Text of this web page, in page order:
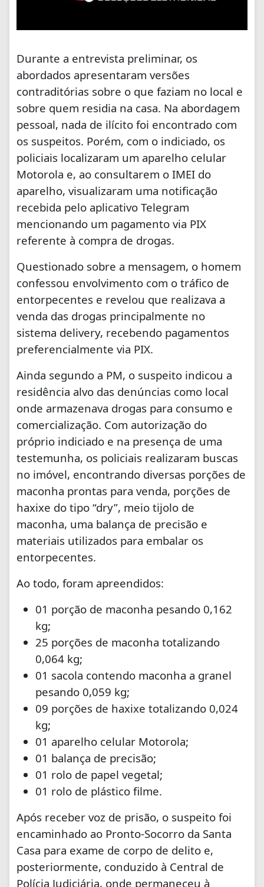
Durante a entrevista preliminar, os
abordados apresentaram versões
contraditórias sobre o que faziam no local e
sobre quem residia na casa. Na abordagem
pessoal, nada de ilícito foi encontrado com
os suspeitos. Porém, com o indiciado, os
policiais localizaram um aparelho celular
Motorola e, ao consultarem o IMEI do
aparelho, visualizaram uma notificação
recebida pelo aplicativo Telegram
mencionando um pagamento via PIX
referente à compra de drogas.
Questionado sobre a mensagem, o homem
confessou envolvimento com o tráfico de
entorpecentes e revelou que realizava a
venda das drogas principalmente no
sistema delivery, recebendo pagamentos
preferencialmente via PIX.
Ainda segundo a PM, o suspeito indicou a
residência alvo das denúncias como local
onde armazenava drogas para consumo e
comercialização. Com autorização do
próprio indiciado e na presença de uma
testemunha, os policiais realizaram buscas
no imóvel, encontrando diversas porções de
maconha prontas para venda, porções de
haxixe do tipo “dry”, meio tijolo de
maconha, uma balança de precisão e
materiais utilizados para embalar os
entorpecentes.
Ao todo, foram apreendidos:
01 porção de maconha pesando 0,162
kg;
25 porções de maconha totalizando
0,064 kg;
01 sacola contendo maconha a granel
pesando 0,059 kg;
09 porções de haxixe totalizando 0,024
kg;
01 aparelho celular Motorola;
01 balança de precisão;
01 rolo de papel vegetal;
01 rolo de plástico filme.
Após receber voz de prisão, o suspeito foi
encaminhado ao Pronto-Socorro da Santa
Casa para exame de corpo de delito e,
posteriormente, conduzido à Central de
Polícia Judiciária, onde permaneceu à